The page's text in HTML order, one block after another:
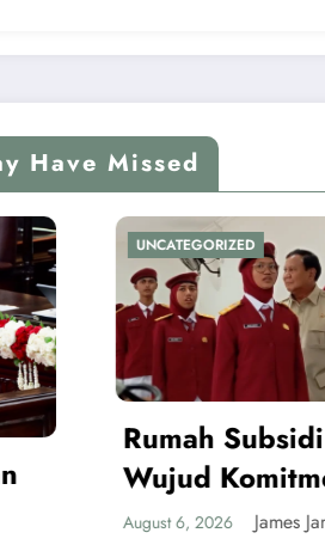
Have Missed
Jadi
Mengisi
James James